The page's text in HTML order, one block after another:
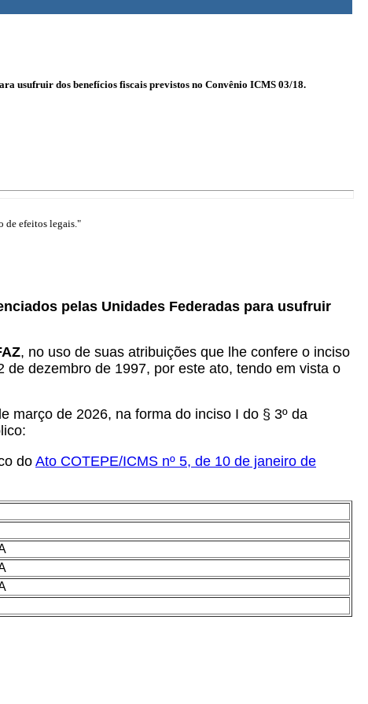
usufruir dos benefícios fiscais previstos no Convênio ICMS 03/18.
de efeitos legais."
pelas Unidades Federadas para usufruir
, no uso de suas atribuições que lhe confere o inciso
dezembro de 1997, por este ato, tendo em vista o
março de 2026, na forma do inciso I do § 3º da
do Ato COTEPE/ICMS nº 5, de 10 de janeiro de